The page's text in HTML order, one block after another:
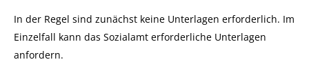
In der Regel sind zunächst keine Unterlagen erforderlich. Im
Einzelfall kann das Sozialamt erforderliche Unterlagen
anfordern.